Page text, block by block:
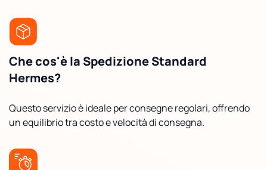
Che cos'è la Spedizione Standard
Hermes?
Questo servizio è ideale per consegne regolari, offrendo
un equilibrio tra costo e velocità di consegna.